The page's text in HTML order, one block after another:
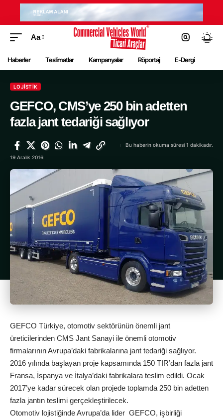
Aa
Haberler Teslimatlar Kampanyalar Röportaj E-Dergi
LOJISTIK
GEFCO, CMS’ye 250 bin adetten
fazla jant tedariği sağlıyor
19 Aralık 2016
Bu haberin okuma süresi 1 dakikadır.
GEFCO Türkiye, otomotiv sektörünün önemli jant
üreticilerinden CMS Jant Sanayi ile önemli otomotiv
firmalarının Avrupa’daki fabrikalarına jant tedariği sağlıyor.
2016 yılında başlayan proje kapsamında 150 TIR’dan fazla jant
Fransa, İspanya ve İtalya’daki fabrikalara teslim edildi. Ocak
2017’ye kadar sürecek olan projede toplamda 250 bin adetten
fazla jantın teslimi gerçekleştirilecek.
Otomotiv lojistiğinde Avrupa’da lider GEFCO, işbirliği